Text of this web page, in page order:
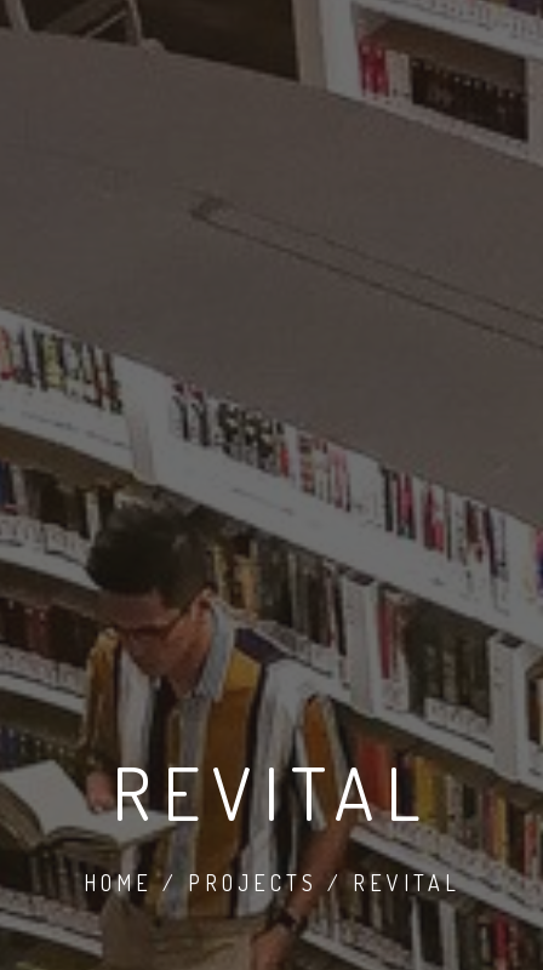
REVITAL
HOME / PROJECTS / REVITAL